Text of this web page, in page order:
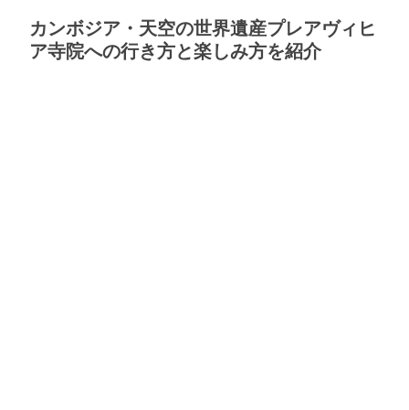
カンボジア・天空の世界遺産プレアヴィヒ
ア寺院への行き方と楽しみ方を紹介